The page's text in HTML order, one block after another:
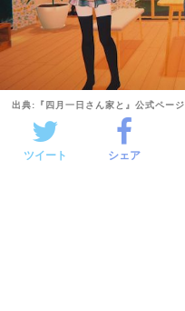
出典:『四月一日さん家と』公式ページ
ツイート シェア